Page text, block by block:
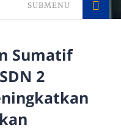
SUBMENU
Sumatif
2